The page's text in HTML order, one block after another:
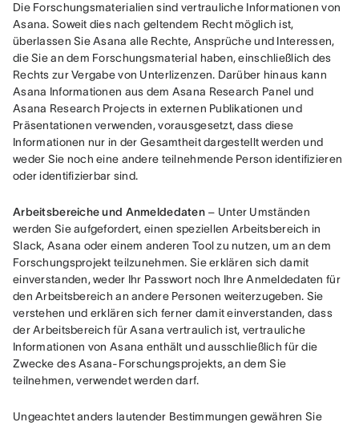
Die Forschungsmaterialien sind vertrauliche Informationen von
Asana. Soweit dies nach geltendem Recht möglich ist,
überlassen Sie Asana alle Rechte, Ansprüche und Interessen,
die Sie an dem Forschungsmaterial haben, einschließlich des
Rechts zur Vergabe von Unterlizenzen. Darüber hinaus kann
Asana Informationen aus dem Asana Research Panel und
Asana Research Projects in externen Publikationen und
Präsentationen verwenden, vorausgesetzt, dass diese
Informationen nur in der Gesamtheit dargestellt werden und
weder Sie noch eine andere teilnehmende Person identifizieren
oder identifizierbar sind.
Arbeitsbereiche und Anmeldedaten – Unter Umständen
werden Sie aufgefordert, einen speziellen Arbeitsbereich in
Slack, Asana oder einem anderen Tool zu nutzen, um an dem
Forschungsprojekt teilzunehmen. Sie erklären sich damit
einverstanden, weder Ihr Passwort noch Ihre Anmeldedaten für
den Arbeitsbereich an andere Personen weiterzugeben. Sie
verstehen und erklären sich ferner damit einverstanden, dass
der Arbeitsbereich für Asana vertraulich ist, vertrauliche
Informationen von Asana enthält und ausschließlich für die
Zwecke des Asana-Forschungsprojekts, an dem Sie
teilnehmen, verwendet werden darf.
Ungeachtet anders lautender Bestimmungen gewähren Sie